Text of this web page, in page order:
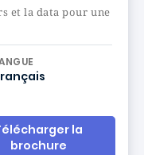
et la data pour une
la
brochure